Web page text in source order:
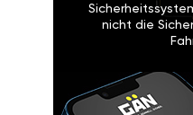
nicht die